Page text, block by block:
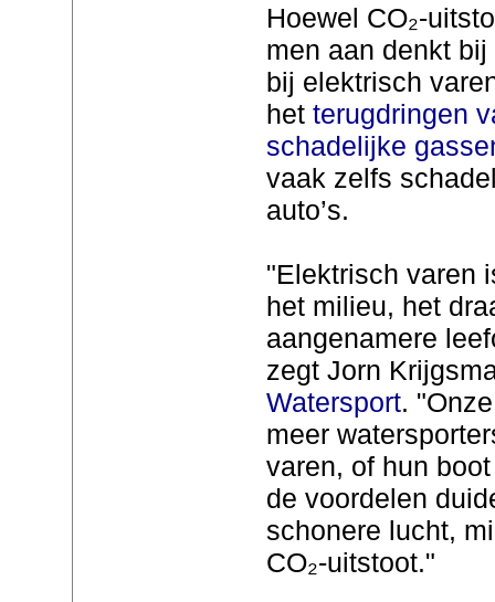
Hoewel CO₂-
men aan denkt
bij elektrisch
het terugdringen
schadelijke
vaak zelfs
auto’s.
"Elektrisch varen
het milieu, het
aangenamere
zegt Jorn
Watersport.
meer
varen, of hun
de voordelen
schonere lucht,
CO₂-uitstoot."